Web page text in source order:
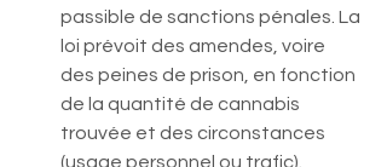
passible de sanctions pénales. La
loi prévoit des amendes, voire
des peines de prison, en fonction
de la quantité de cannabis
trouvée et des circonstances
(usage personnel ou trafic).